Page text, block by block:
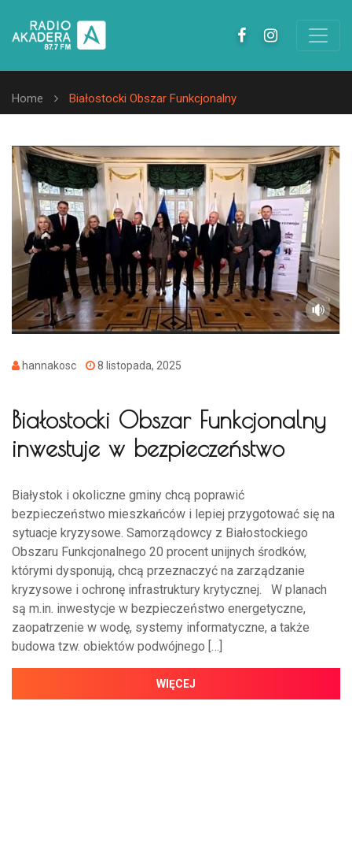
Home Białostocki Obszar Funkcjonalny
hannakosc 8 listopada, 2025
Białostocki Obszar Funkcjonalny
inwestuje w bezpieczeństwo
Białystok i okoliczne gminy chcą poprawić
bezpieczeństwo mieszkańców i lepiej przygotować się na
sytuacje kryzysowe. Samorządowcy z Białostockiego
Obszaru Funkcjonalnego 20 procent unijnych środków,
którymi dysponują, chcą przeznaczyć na zarządzanie
kryzysowe i ochronę infrastruktury krytycznej. W planach
są m.in. inwestycje w bezpieczeństwo energetyczne,
zaopatrzenie w wodę, systemy informatyczne, a także
budowa tzw. obiektów podwójnego […]
WIĘCEJ